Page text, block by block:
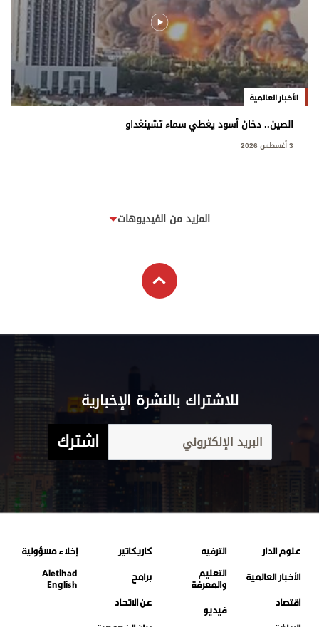
الأخبار العالمية
الصين.. دخان أسود يغطي سماء تشينغداو
3 أغسطس 2026
المزيد من الفيديوهات
للاشتراك بالنشرة الإخبارية
اشترك
علوم الدار
الأخبار العالمية
اقتصاد
الترفيه
التعليم
والمعرفة
فيديو
كاريكاتير
برامج
عن الاتحاد
إخلاء مسؤولية
Aletihad
English